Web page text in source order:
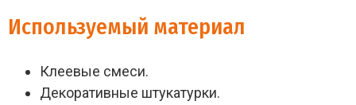
Используемый материал
Клеевые смеси.
Декоративные штукатурки.